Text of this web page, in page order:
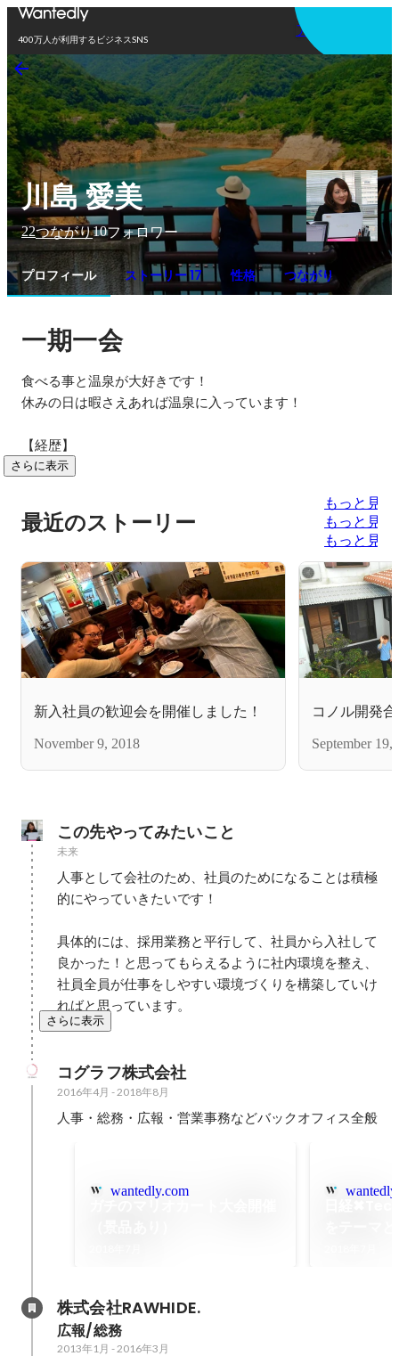
400万人が利用するビジネスSNS
アプリを使う
川島 愛美
22つながり10フォロワー
プロフィール ストーリー 17 性格 つながり
一期一会
食べる事と温泉が大好きです！
休みの日は暇さえあれば温泉に入っています！
さらに表示
最近のストーリー
もっと見る
もっと見る
もっと見る
新入社員の歓迎会を開催しました！
November 9, 2018
コノル開発
September 19,
この先やってみたいこと
未来
人事として会社のため、社員のためになることは積極
的にやっていきたいです！
具体的には、採用業務と平行して、社員から入社して
良かった！と思ってもらえるように社内環境を整え、
社員全員が仕事をしやすい環境づくりを構築していけ
さらに表示
コグラフ株式会社
2016年4月 - 2018年8月
人事・総務・広報・営業事務などバックオフィス全般
wantedly.com
株式会社RAWHIDE.
広報/総務
2013年1月 - 2016年3月